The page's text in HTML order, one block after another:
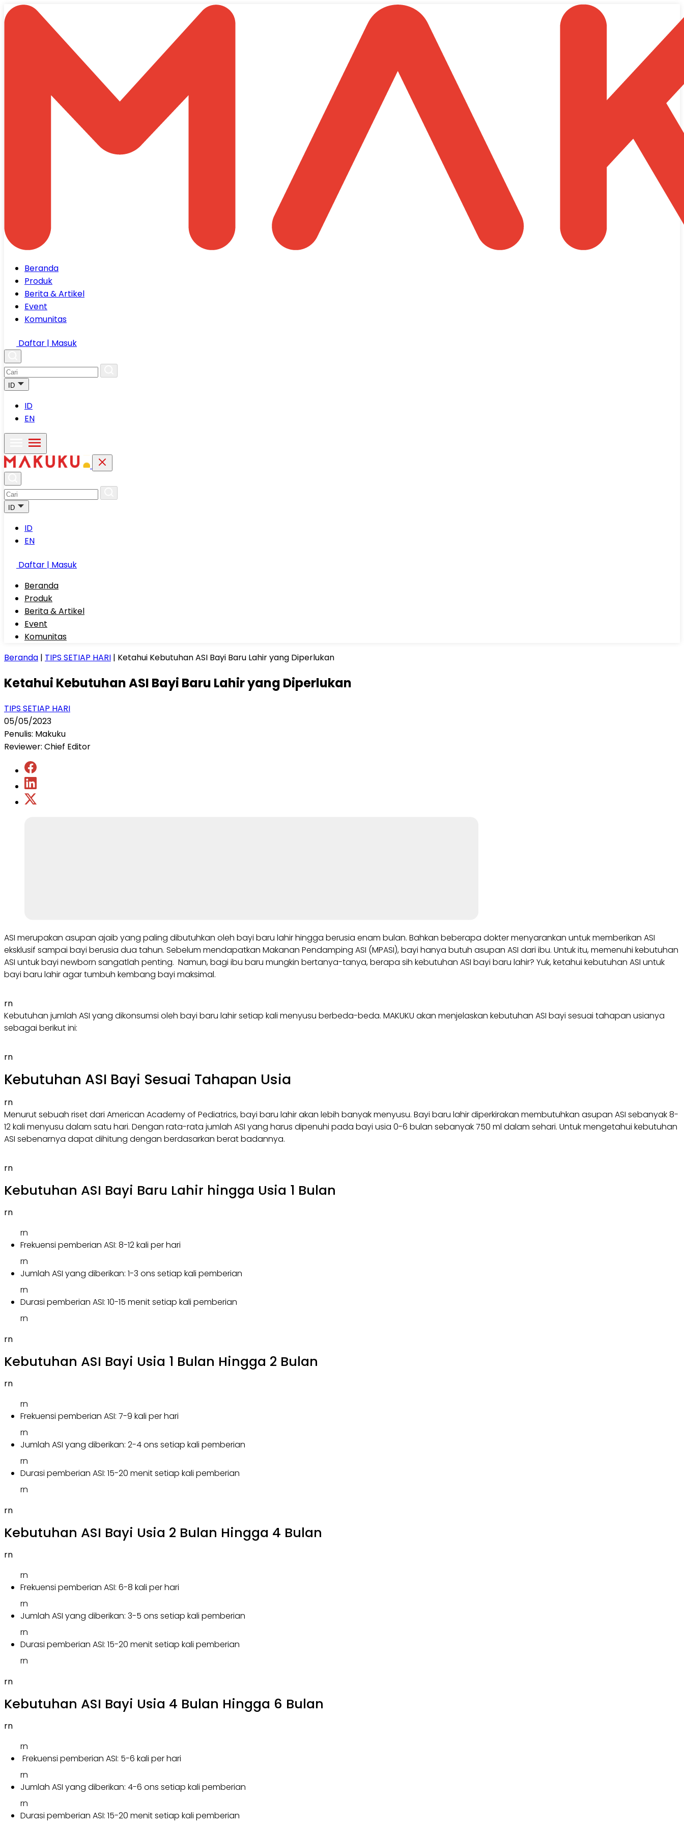
Beranda
Produk
Berita & Artikel
Event
Komunitas
Daftar | Masuk
ID
ID
EN
ID
ID
EN
Daftar | Masuk
Beranda
Produk
Berita & Artikel
Event
Komunitas
Beranda | TIPS SETIAP HARI | Ketahui Kebutuhan ASI Bayi Baru Lahir yang Diperlukan
Ketahui Kebutuhan ASI Bayi Baru Lahir yang Diperlukan
TIPS SETIAP HARI
05/05/2023
Penulis: Makuku
Reviewer: Chief Editor
ASI merupakan asupan ajaib yang paling dibutuhkan oleh bayi baru lahir hingga berusia enam bulan. Bahkan beberapa dokter menyarankan untuk memberikan ASI
eksklusif sampai bayi berusia dua tahun. Sebelum mendapatkan Makanan Pendamping ASI (MPASI), bayi hanya butuh asupan ASI dari ibu. Untuk itu, memenuhi kebutuhan
ASI untuk bayi newborn sangatlah penting. Namun, bagi ibu baru mungkin bertanya-tanya, berapa sih kebutuhan ASI bayi baru lahir? Yuk, ketahui kebutuhan ASI untuk
bayi baru lahir agar tumbuh kembang bayi maksimal.
rn
Kebutuhan jumlah ASI yang dikonsumsi oleh bayi baru lahir setiap kali menyusu berbeda-beda. MAKUKU akan menjelaskan kebutuhan ASI bayi sesuai tahapan usianya
sebagai berikut ini:
rn
Kebutuhan ASI Bayi Sesuai Tahapan Usia
rn
Menurut sebuah riset dari American Academy of Pediatrics, bayi baru lahir akan lebih banyak menyusu. Bayi baru lahir diperkirakan membutuhkan asupan ASI sebanyak 8-
12 kali menyusu dalam satu hari. Dengan rata-rata jumlah ASI yang harus dipenuhi pada bayi usia 0-6 bulan sebanyak 750 ml dalam sehari. Untuk mengetahui kebutuhan
ASI sebenarnya dapat dihitung dengan berdasarkan berat badannya.
rn
Kebutuhan ASI Bayi Baru Lahir hingga Usia 1 Bulan
rn
rn
Frekuensi pemberian ASI: 8-12 kali per hari
rn
Jumlah ASI yang diberikan: 1-3 ons setiap kali pemberian
rn
Durasi pemberian ASI: 10-15 menit setiap kali pemberian
rn
rn
Kebutuhan ASI Bayi Usia 1 Bulan Hingga 2 Bulan
rn
rn
Frekuensi pemberian ASI: 7-9 kali per hari
rn
Jumlah ASI yang diberikan: 2-4 ons setiap kali pemberian
rn
Durasi pemberian ASI: 15-20 menit setiap kali pemberian
rn
rn
Kebutuhan ASI Bayi Usia 2 Bulan Hingga 4 Bulan
rn
rn
Frekuensi pemberian ASI: 6-8 kali per hari
rn
Jumlah ASI yang diberikan: 3-5 ons setiap kali pemberian
rn
Durasi pemberian ASI: 15-20 menit setiap kali pemberian
rn
rn
Kebutuhan ASI Bayi Usia 4 Bulan Hingga 6 Bulan
rn
rn
Frekuensi pemberian ASI: 5-6 kali per hari
rn
Jumlah ASI yang diberikan: 4-6 ons setiap kali pemberian
rn
Durasi pemberian ASI: 15-20 menit setiap kali pemberian